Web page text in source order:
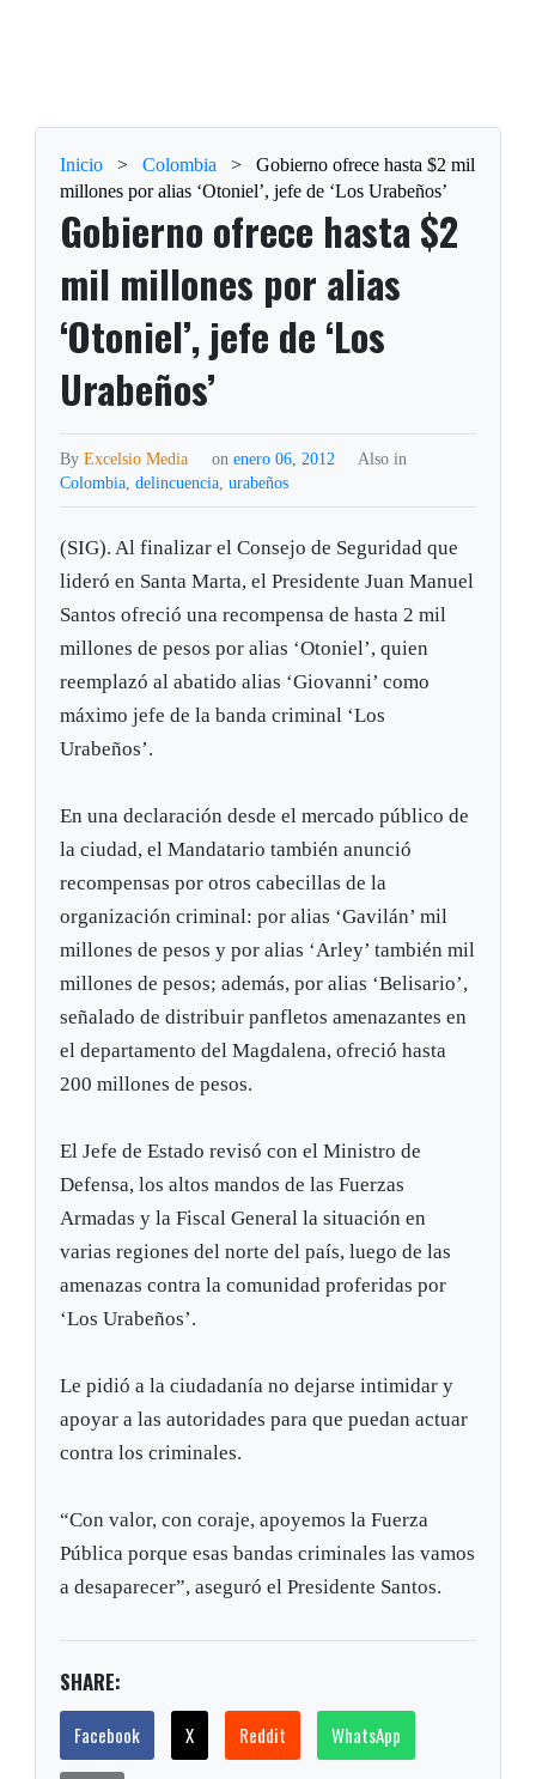
Inicio > Colombia >
Gobierno ofrece hasta $2 mil
millones por alias ‘Otoniel’, jefe de ‘Los Urabeños’
Gobierno ofrece hasta $2
mil millones por alias
‘Otoniel’, jefe de ‘Los
Urabeños’
ByExcelsio Media on enero 06, 2012
Also in
Colombia,delincuencia,urabeños
(SIG). Al finalizar el Consejo de Seguridad que
lideró en Santa Marta, el Presidente Juan Manuel
Santos ofreció una recompensa de hasta 2 mil
millones de pesos por alias ‘Otoniel’, quien
reemplazó al abatido alias ‘Giovanni’ como
máximo jefe de la banda criminal ‘Los
Urabeños’.
En una declaración desde el mercado público de
la ciudad, el Mandatario también anunció
recompensas por otros cabecillas de la
organización criminal: por alias ‘Gavilán’ mil
millones de pesos y por alias ‘Arley’ también mil
millones de pesos; además, por alias ‘Belisario’,
señalado de distribuir panfletos amenazantes en
el departamento del Magdalena, ofreció hasta
200 millones de pesos.
El Jefe de Estado revisó con el Ministro de
Defensa, los altos mandos de las Fuerzas
Armadas y la Fiscal General la situación en
varias regiones del norte del país, luego de las
amenazas contra la comunidad proferidas por
‘Los Urabeños’.
Le pidió a la ciudadanía no dejarse intimidar y
apoyar a las autoridades para que puedan actuar
contra los criminales.
“Con valor, con coraje, apoyemos la Fuerza
Pública porque esas bandas criminales las vamos
a desaparecer”, aseguró el Presidente Santos.
SHARE:
Facebook X Reddit WhatsApp